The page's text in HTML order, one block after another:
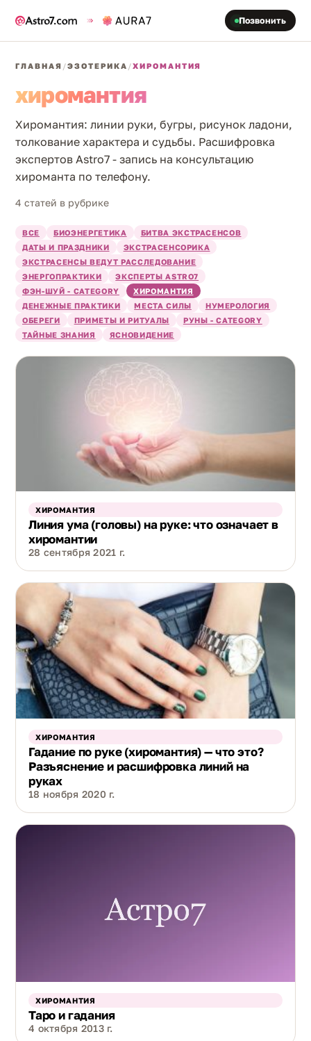
Позвонить
ГЛАВНАЯ /ЭЗОТЕРИКА /ХИРОМАНТИЯ
хиромантия
Хиромантия: линии руки, бугры, рисунок ладони,
толкование характера и судьбы. Расшифровка
экспертов Astro7 - запись на консультацию
хироманта по телефону.
4 статей в рубрике
ВСЕ БИОЭНЕРГЕТИКА
БИТВА ЭКСТРАСЕНСОВ
ДАТЫ И ПРАЗДНИКИ
ЭКСТРАСЕНСОРИКА
ЭКСТРАСЕНСЫ ВЕДУТ РАССЛЕДОВАНИЕ
ЭНЕРГОПРАКТИКИ
ЭКСПЕРТЫ ASTRO7
ФЭН-ШУЙ - CATEGORY
ХИРОМАНТИЯ
ДЕНЕЖНЫЕ ПРАКТИКИ
МЕСТА СИЛЫ
НУМЕРОЛОГИЯ
ОБЕРЕГИ
ПРИМЕТЫ И РИТУАЛЫ
РУНЫ - CATEGORY
ТАЙНЫЕ ЗНАНИЯ
ЯСНОВИДЕНИЕ
ХИРОМАНТИЯ
Линия ума (головы) на руке: что означает в
хиромантии
28 сентября 2021 г.
ХИРОМАНТИЯ
Гадание по руке (хиромантия) — что это?
Разъяснение и расшифровка линий на
руках
18 ноября 2020 г.
ХИРОМАНТИЯ
Таро и гадания
4 октября 2013 г.